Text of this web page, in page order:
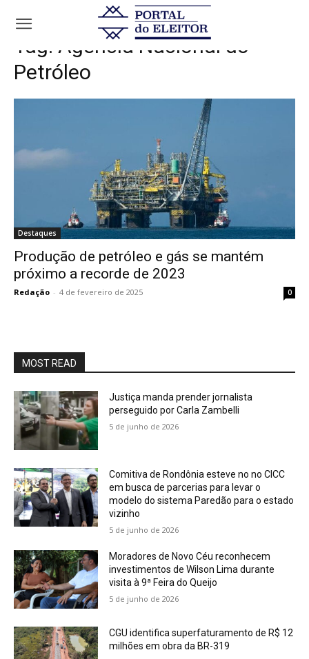
Tags Agência Nacional do Petróleo
Tag: Agência Nacional do
Petróleo
Destaques
Produção de petróleo e gás se mantém
próximo a recorde de 2023
Redação - 4 de fevereiro de 2025 0
MOST READ
Justiça manda prender jornalista
perseguido por Carla Zambelli
5 de junho de 2026
Comitiva de Rondônia esteve no no CICC
em busca de parcerias para levar o
modelo do sistema Paredão para o estado
vizinho
5 de junho de 2026
Moradores de Novo Céu reconhecem
investimentos de Wilson Lima durante
visita à 9ª Feira do Queijo
5 de junho de 2026
CGU identifica superfaturamento de R$ 12
milhões em obra da BR-319